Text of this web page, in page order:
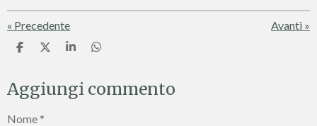
« Precedente Avanti »
C
d
i
i
C
d
i
C
d
i
C
d
i
Aggiungi commento
Nome *